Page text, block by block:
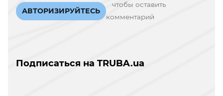
АВТОРИЗИРУЙТЕСЬ
чтобы оставить
комментарий
Подписаться на TRUBA.ua